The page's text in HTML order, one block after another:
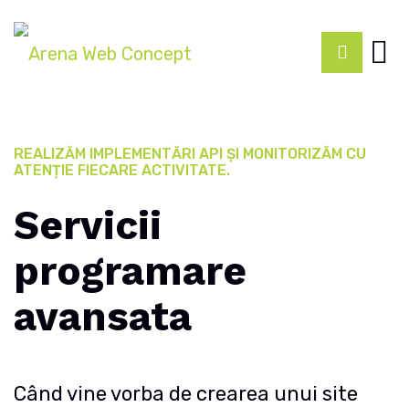
REALIZĂM IMPLEMENTĂRI API ȘI MONITORIZĂM CU
ATENȚIE FIECARE ACTIVITATE.
Servicii
programare
avansata
Când vine vorba de crearea unui site